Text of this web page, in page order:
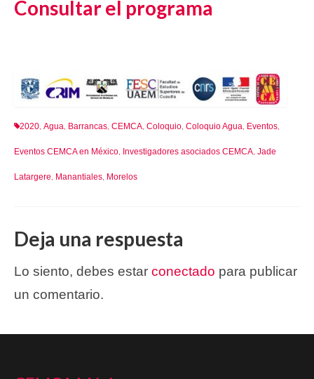
Consultar el programa
2020, Agua, Barrancas, CEMCA, Coloquio, Coloquio Agua, Eventos,
Eventos CEMCA en México, Investigadores asociados CEMCA, Jade
Latargere, Manantiales, Morelos
Deja una respuesta
Lo siento, debes estar conectado para publicar
un comentario.